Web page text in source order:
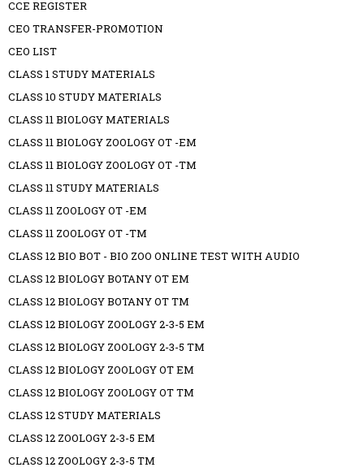
CCE REGISTER
CEO TRANSFER-PROMOTION
CEO LIST
CLASS 1 STUDY MATERIALS
CLASS 10 STUDY MATERIALS
CLASS 11 BIOLOGY MATERIALS
CLASS 11 BIOLOGY ZOOLOGY OT -EM
CLASS 11 BIOLOGY ZOOLOGY OT -TM
CLASS 11 STUDY MATERIALS
CLASS 11 ZOOLOGY OT -EM
CLASS 11 ZOOLOGY OT -TM
CLASS 12 BIO BOT - BIO ZOO ONLINE TEST WITH AUDIO
CLASS 12 BIOLOGY BOTANY OT EM
CLASS 12 BIOLOGY BOTANY OT TM
CLASS 12 BIOLOGY ZOOLOGY 2-3-5 EM
CLASS 12 BIOLOGY ZOOLOGY 2-3-5 TM
CLASS 12 BIOLOGY ZOOLOGY OT EM
CLASS 12 BIOLOGY ZOOLOGY OT TM
CLASS 12 STUDY MATERIALS
CLASS 12 ZOOLOGY 2-3-5 EM
CLASS 12 ZOOLOGY 2-3-5 TM